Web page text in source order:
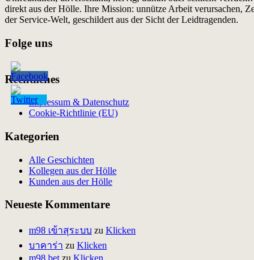
direkt aus der Hölle. Ihre Mission: unnütze Arbeit verursachen,
der Service-Welt, geschildert aus der Sicht der Leidtragenden.
Folge uns
Rechtliches
Impressum & Datenschutz
Cookie-Richtlinie (EU)
Kategorien
Alle Geschichten
Kollegen aus der Hölle
Kunden aus der Hölle
Neueste Kommentare
m98 เข้าสุระบบ zu Klicken
บาคาร่า zu Klicken
m98 bet zu Klicken